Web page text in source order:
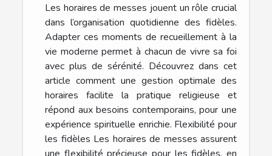
Les horaires de messes jouent un rôle crucial
dans l’organisation quotidienne des fidèles.
Adapter ces moments de recueillement à la
vie moderne permet à chacun de vivre sa foi
avec plus de sérénité. Découvrez dans cet
article comment une gestion optimale des
horaires facilite la pratique religieuse et
répond aux besoins contemporains, pour une
expérience spirituelle enrichie. Flexibilité pour
les fidèles Les horaires de messes assurent